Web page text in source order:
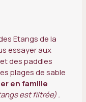
Etangs de la
essayer aux
des paddles
plages de sable
en famille
est filtrée) .